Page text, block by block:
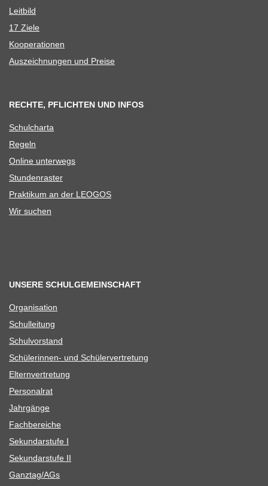
Leit­bild
17 Ziele
Koope­ra­tio­nen
Aus­zeich­nun­gen und Preise
RECHTE, PFLICHTEN UND INFOS
Schul­charta
Regeln
Online unter­wegs
Stun­den­ras­ter
Prak­ti­kum an der LEOGOS
Wir suchen
UNSERE SCHULGEMEINSCHAFT
Orga­ni­sa­tion
Schul­lei­tung
Schul­vor­stand
Schü­le­rin­nen- und Schülervertretung
Eltern­ver­tre­tung
Per­so­nal­rat
Jahr­gänge
Fach­be­rei­che
Sekun­dar­stufe I
Sekun­dar­stufe II
Ganztag/​​AGs